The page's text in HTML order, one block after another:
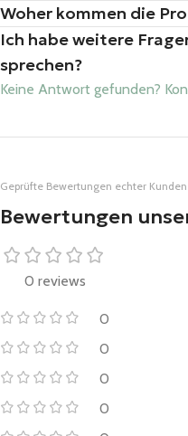
Woher kommen die
Ich habe weitere
sprechen?
Keine Antwort gefunden?
Geprüfte Bewertungen echter Kunden
Bewertungen
0 reviews
0
0
0
0